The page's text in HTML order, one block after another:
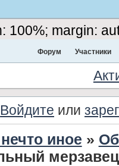
100%; margin:
Форум Участники
Войдите или
иное »